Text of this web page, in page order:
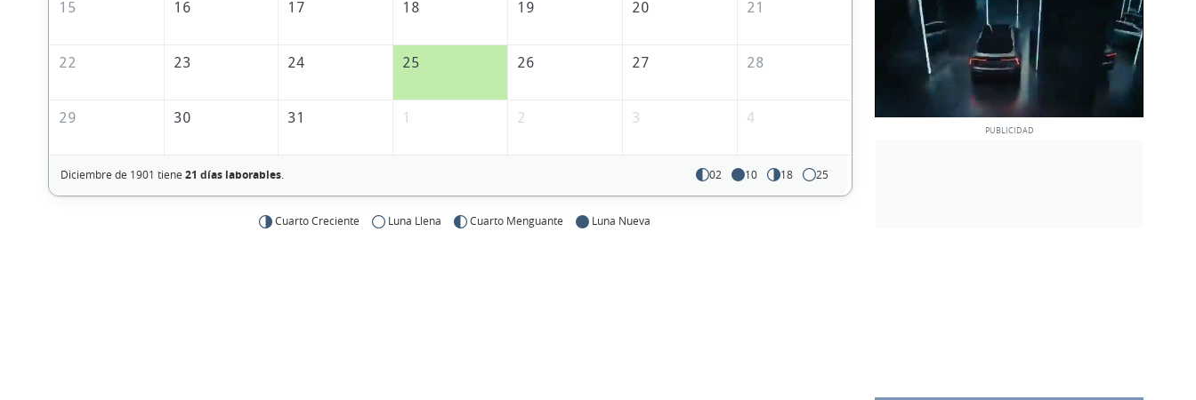
15 16 17 18 19 20 21
22 23 24 25 26 27 28
29 30 31 1 2 3 4
Diciembre de 1901 tiene 21 días laborables. 02 10 18 25
Cuarto Creciente Luna Llena Cuarto Menguante Luna Nueva